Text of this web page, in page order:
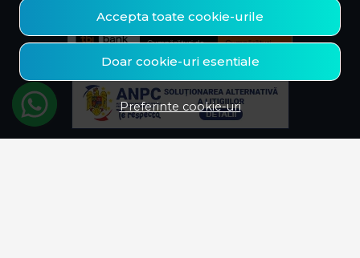
Accepta toate cookie-urile
Doar cookie-uri esentiale
Preferinte cookie-uri